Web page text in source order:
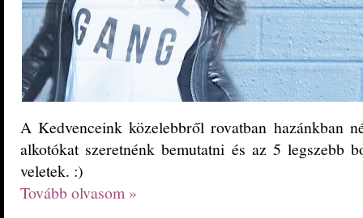
A Kedvenceink közelebbről rovatban hazánkban
alkotókat szeretnénk bemutatni és az 5 legszebb
veletek. :)
Tovább olvasom »